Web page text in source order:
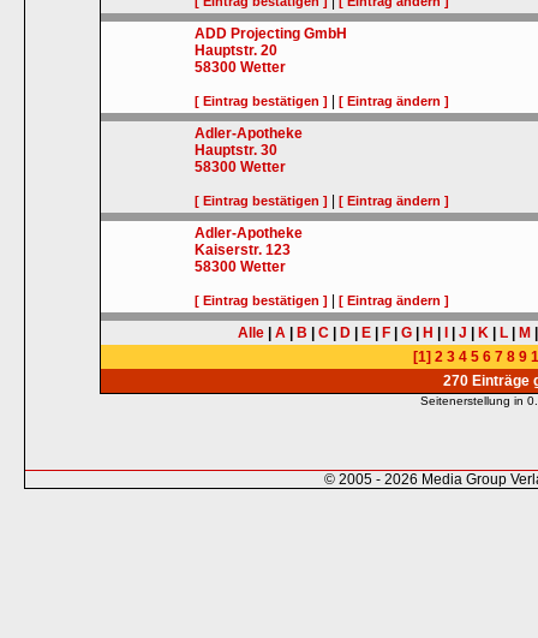
ADD Projecting GmbH
Hauptstr. 20
58300 Wetter
[ Eintrag bestätigen ] |[ Eintrag ändern ]
Adler-Apotheke
Hauptstr. 30
58300 Wetter
[ Eintrag bestätigen ] |[ Eintrag ändern ]
Adler-Apotheke
Kaiserstr. 123
58300 Wetter
[ Eintrag bestätigen ] |[ Eintrag ändern ]
Alle A B C D E F G H J K L M
[1] 2 3 4 5 6 7 8 9
270 Einträge
Seitenerstellung in
© 2005 - 2026 Media Group